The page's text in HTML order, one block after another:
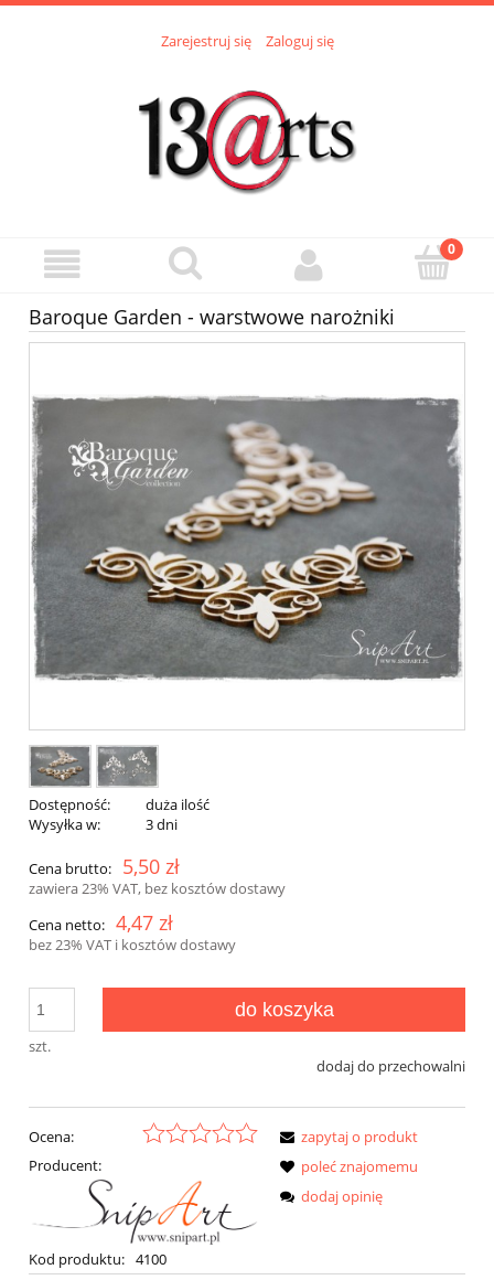
Zarejestruj się Zaloguj się
Baroque Garden - warstwowe narożniki
Dostępność:
duża ilość
Wysyłka w:
3 dni
Cena brutto: 5,50 zł
zawiera 23% VAT, bez kosztów dostawy
Cena netto: 4,47 zł
bez 23% VAT i kosztów dostawy
szt.
do koszyka
dodaj do przechowalni
Ocena:
Producent:
Kod produktu: 4100
zapytaj o produkt
poleć znajomemu
dodaj opinię